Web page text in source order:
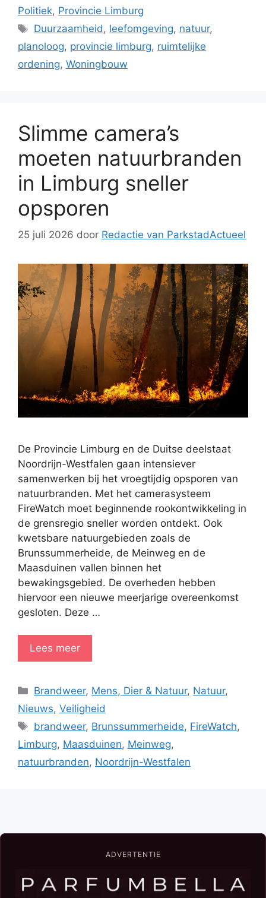
Politiek, Provincie Limburg
Tags
Duurzaamheid, leefomgeving, natuur,
planoloog, provincie limburg, ruimtelijke
ordening, Woningbouw
Slimme camera’s
moeten natuurbranden
in Limburg sneller
opsporen
25 juli 2026 door Redactie van ParkstadActueel
De Provincie Limburg en de Duitse deelstaat
Noordrijn-Westfalen gaan intensiever
samenwerken bij het vroegtijdig opsporen van
natuurbranden. Met het camerasysteem
FireWatch moet beginnende rookontwikkeling in
de grensregio sneller worden ontdekt. Ook
kwetsbare natuurgebieden zoals de
Brunssummerheide, de Meinweg en de
Maasduinen vallen binnen het
bewakingsgebied. De overheden hebben
hiervoor een nieuwe meerjarige overeenkomst
gesloten. Deze …
Lees meer
Categorieën
Brandweer, Mens, Dier & Natuur, Natuur,
Nieuws, Veiligheid
Tags
brandweer, Brunssummerheide, FireWatch,
Limburg, Maasduinen, Meinweg,
natuurbranden, Noordrijn-Westfalen
ADVERTENTIE